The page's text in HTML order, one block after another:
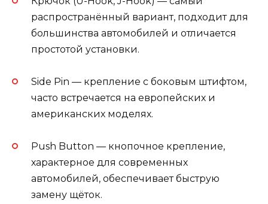
распространённый вариант, подходит для
большинства автомобилей и отличается
простотой установки.
Side Pin — крепление с боковым штифтом,
часто встречается на европейских и
американских моделях.
Push Button — кнопочное крепление,
характерное для современных
автомобилей, обеспечивает быструю
замену щёток.